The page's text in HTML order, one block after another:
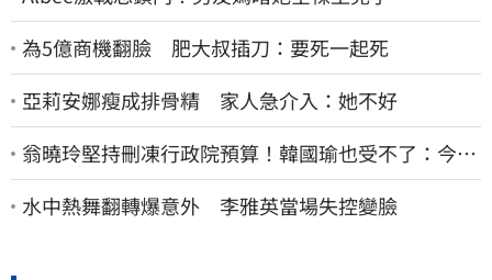
為5億商機翻臉 肥大叔插刀：要死一起死
亞莉安娜瘦成排骨精 家人急介入：她不好
翁曉玲堅持刪凍行政院預算！韓國瑜也受不了：今年
剩4個月你思考一下
水中熱舞翻轉爆意外 李雅英當場失控變臉